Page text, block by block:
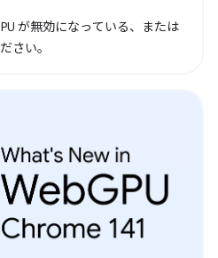
が無効になっている、または
さい。